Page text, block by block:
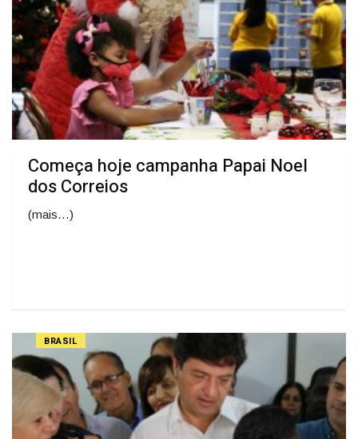
Começa hoje campanha Papai Noel
dos Correios
(mais…)
BRASIL